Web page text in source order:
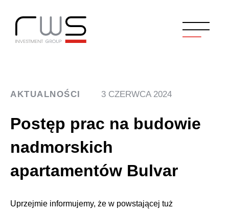
AKTUALNOŚCI 3 CZERWCA 2024
Postęp prac na budowie
nadmorskich
apartamentów Bulvar
Uprzejmie informujemy, że w powstającej tuż